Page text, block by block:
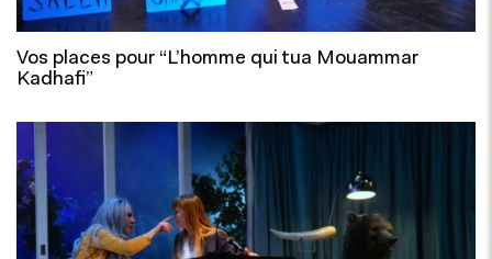
Vos places pour “L’homme qui tua Mouammar
Kadhafi”